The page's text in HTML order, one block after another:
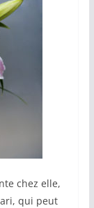
chez elle,
qui peut